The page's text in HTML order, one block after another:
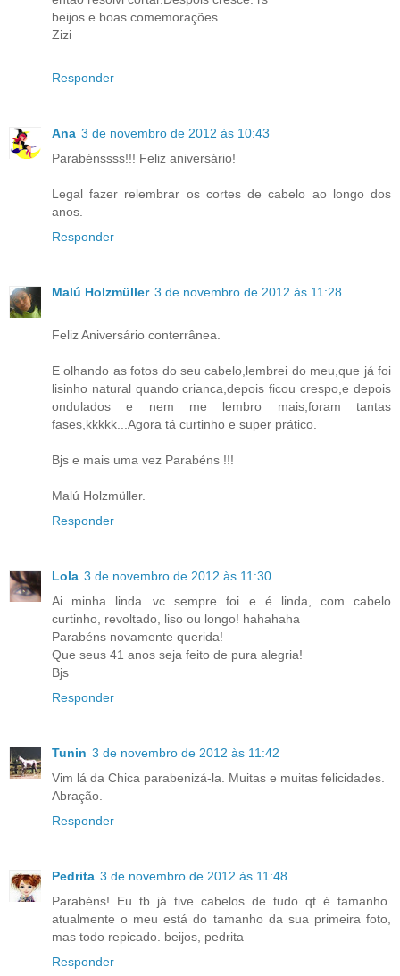
beijos e boas comemorações
Zizi
Responder
Ana 3 de novembro de 2012 às 10:43
Parabénssss!!! Feliz aniversário!
Legal fazer relembrar os cortes de cabelo ao longo dos
anos.
Responder
Malú Holzmüller 3 de novembro de 2012 às 11:28
Feliz Aniversário conterrânea.
E olhando as fotos do seu cabelo,lembrei do meu,que já foi
lisinho natural quando crianca,depois ficou crespo,e depois
ondulados e nem me lembro mais,foram tantas
fases,kkkkk...Agora tá curtinho e super prático.
Bjs e mais uma vez Parabéns !!!
Malú Holzmüller.
Responder
Lola 3 de novembro de 2012 às 11:30
Ai minha linda...vc sempre foi e é linda, com cabelo
curtinho, revoltado, liso ou longo! hahahaha
Parabéns novamente querida!
Que seus 41 anos seja feito de pura alegria!
Bjs
Responder
Tunin 3 de novembro de 2012 às 11:42
Vim lá da Chica parabenizá-la. Muitas e muitas felicidades.
Abração.
Responder
Pedrita 3 de novembro de 2012 às 11:48
Parabéns! Eu tb já tive cabelos de tudo qt é tamanho.
atualmente o meu está do tamanho da sua primeira foto,
mas todo repicado. beijos, pedrita
Responder